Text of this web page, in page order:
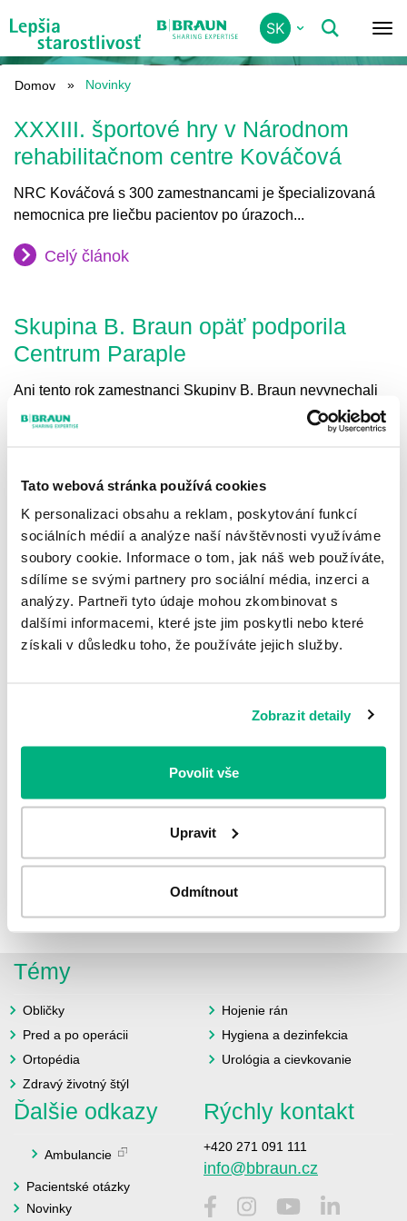
Tato webová stránka používá cookies
K personalizaci obsahu a reklam, poskytování funkcí
sociálních médií a analýze naší návštěvnosti využíváme
soubory cookie. Informace o tom, jak náš web používáte,
sdílíme se svými partnery pro sociální média, inzerci a
analýzy. Partneři tyto údaje mohou zkombinovat s
dalšími informacemi, které jste jim poskytli nebo které
získali v důsledku toho, že používáte jejich služby.
Zobrazit detaily
Povolit vše
Upravit
Odmítnout
to
main
SK
NOVINKY
Domov Novinky
XXXIII. športové hry v Národnom
rehabilitačnom centre Kováčová
NRC Kováčová s 300 zamestnancami je špecializovaná
nemocnica pre liečbu pacientov po úrazoch...
Celý článok
Skupina B. Braun opäť podporila
Centrum Paraple
Ani tento rok zamestnanci Skupiny B. Braun nevynechali
tradičný Beh pre Paraple, ktorý zdieľa...
Handbiky, ktoré vracajú deťom
radosť zo života
Černí koně je názov organizácie, ktorá pomáha
postihnutým deťom s detskou mozgovou obrnou,
svalovou...
V ambulanciách B. Braun Plus sa
staráme aj o veľmi špecifických
pacientov
Dobré veci sa vraj chvália samy. O to viac nás teší, keď
prácu našich zdravotníkov ocenia priamo...
Témy
Obličky
Hojenie rán
Pred a po operácii
Hygiena a dezinfekcia
Ortopédia
Urológia a cievkovanie
Zdravý životný štýl
Ďalšie odkazy
Ambulancie
Pacientské otázky
Novinky
Rýchly kontakt
+420 271 091 111
info@bbraun.cz